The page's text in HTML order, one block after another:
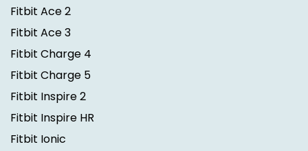
Fitbit Ace 2
Fitbit Ace 3
Fitbit Charge 4
Fitbit Charge 5
Fitbit Inspire 2
Fitbit Inspire HR
Fitbit Ionic